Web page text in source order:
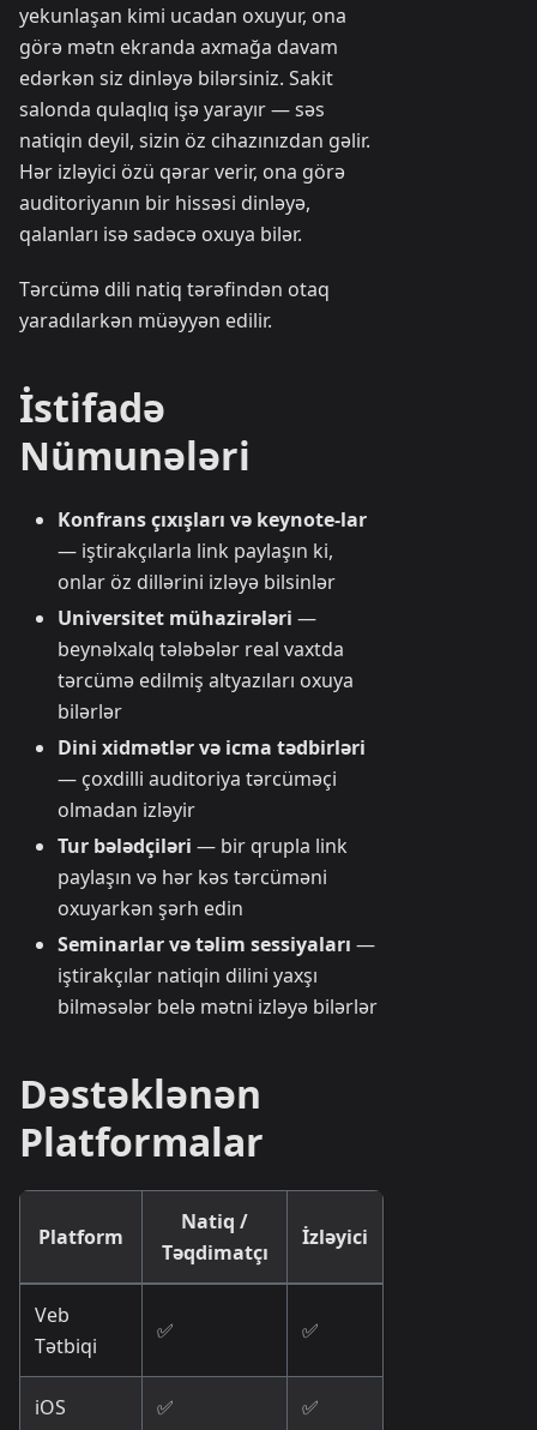
yekunlaşan kimi ucadan oxuyur, ona
görə mətn ekranda axmağa davam
edərkən siz dinləyə bilərsiniz. Sakit
salonda qulaqlıq işə yarayır — səs
natiqin deyil, sizin öz cihazınızdan gəlir.
Hər izləyici özü qərar verir, ona görə
auditoriyanın bir hissəsi dinləyə,
qalanları isə sadəcə oxuya bilər.
Tərcümə dili natiq tərəfindən otaq
yaradılarkən müəyyən edilir.
İstifadə
Nümunələri
Konfrans çıxışları və keynote-lar
— iştirakçılarla link paylaşın ki,
onlar öz dillərini izləyə bilsinlər
Universitet mühazirələri —
beynəlxalq tələbələr real vaxtda
tərcümə edilmiş altyazıları oxuya
bilərlər
Dini xidmətlər və icma tədbirləri
— çoxdilli auditoriya tərcüməçi
olmadan izləyir
Tur bələdçiləri — bir qrupla link
paylaşın və hər kəs tərcüməni
oxuyarkən şərh edin
Seminarlar və təlim sessiyaları —
iştirakçılar natiqin dilini yaxşı
bilməsələr belə mətni izləyə bilərlər
Dəstəklənən
Platformalar
Platform
Natiq /
Təqdimatçı
İzləyici
Veb
Tətbiqi
✅ ✅
iOS ✅ ✅